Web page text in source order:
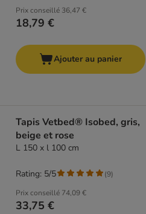
Prix conseillé 36,47 €
18,79 €
Ajouter au panier
Tapis Vetbed® Isobed, gris,
beige et rose
L 150 x l 100 cm
Prix conseillé 74,09 €
33,75 €
Rating: 5/5 (9)